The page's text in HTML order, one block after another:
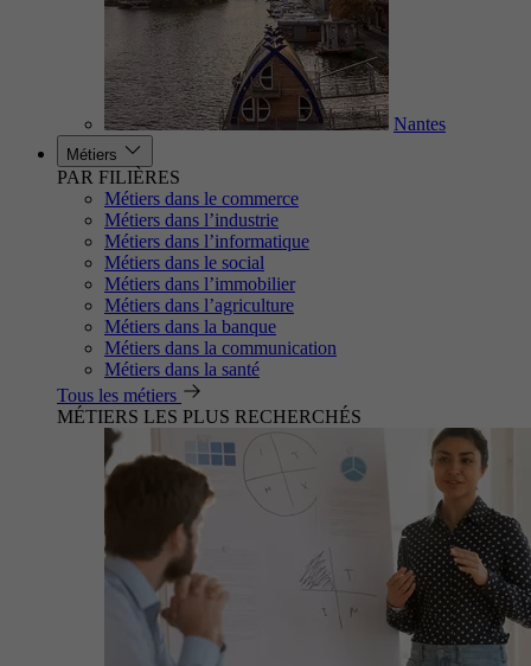
Nantes
Métiers
PAR FILIÈRES
Métiers dans le commerce
Métiers dans l’industrie
Métiers dans l’informatique
Métiers dans le social
Métiers dans l’immobilier
Métiers dans l’agriculture
Métiers dans la banque
Métiers dans la communication
Métiers dans la santé
Tous les métiers
MÉTIERS LES PLUS RECHERCHÉS